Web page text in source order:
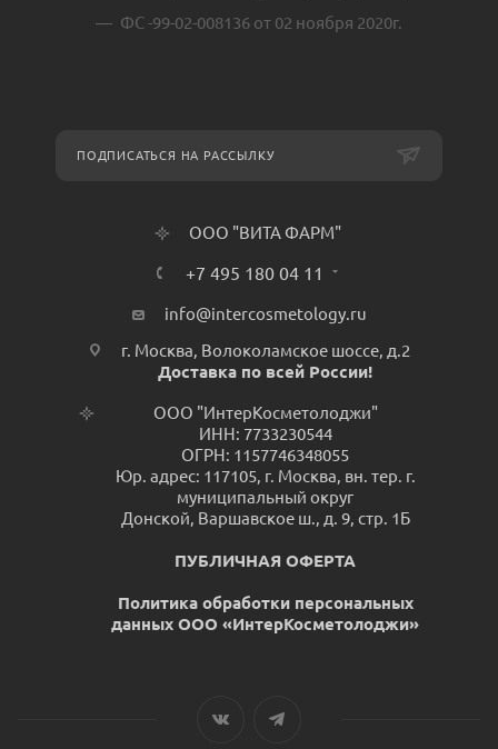
ФС -99-02-008136 от 02 ноября 2020г.
ПОДПИСАТЬСЯ НА РАССЫЛКУ
ООО "ВИТА ФАРМ"
+7 495 180 04 11
info@intercosmetology.ru
г. Москва, Волоколамское шоссе, д.2
Доставка по всей России!
ООО "ИнтерКосметолоджи"
ИНН: 7733230544
ОГРН: 1157746348055
Юр. адрес: 117105, г. Москва, вн. тер. г.
муниципальный округ
Донской, Варшавское ш., д. 9, стр. 1Б
ПУБЛИЧНАЯ ОФЕРТА
Политика обработки персональных
данных ООО «ИнтерКосметолоджи»